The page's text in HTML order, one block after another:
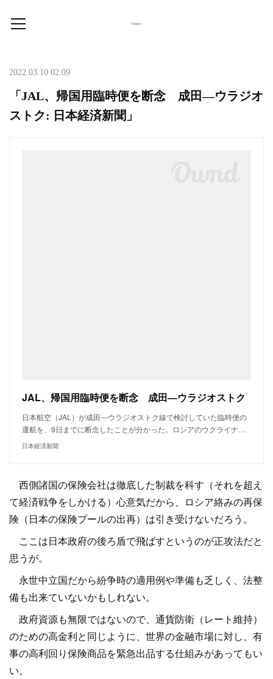
2022.03.10 02:09
「JAL、帰国用臨時便を断念 成田―ウラジオ
ストク: 日本経済新聞」
JAL、帰国用臨時便を断念 成田―ウラジオストク
日本航空（JAL）が成田―ウラジオストク線で検討していた臨時便の
運航を、9日までに断念したことが分かった。ロシアのウクライナ…
日本経済新聞
西側諸国の保険会社は徹底した制裁を科す（それを超え
て経済戦争をしかける）心意気だから、ロシア絡みの再保
険（日本の保険プールの出再）は引き受けないだろう。
ここは日本政府の後ろ盾で飛ばすというのが正攻法だと
思うが。
永世中立国だから紛争時の適用例や準備も乏しく、法整
備も出来ていないかもしれない。
政府資源も無限ではないので、通貨防衛（レート維持）
のための高金利と同じように、世界の金融市場に対し、有
事の高利回り保険商品を緊急出品する仕組みがあってもい
い。